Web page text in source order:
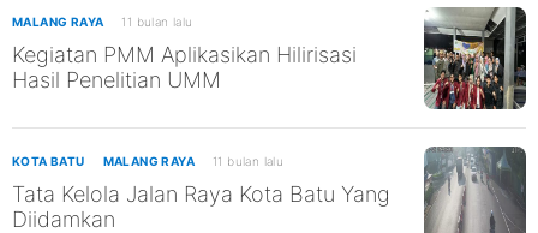
MALANG RAYA 11 bulan lalu
Kegiatan PMM Aplikasikan Hilirisasi
Hasil Penelitian UMM
KOTA BATU MALANG RAYA 11 bulan lalu
Tata Kelola Jalan Raya Kota Batu Yang
Diidamkan